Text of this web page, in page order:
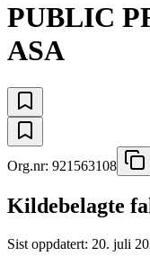
PUBLIC
ASA
Org.nr: 921563108
Kildebelagte
Sist oppdatert: 20. juli